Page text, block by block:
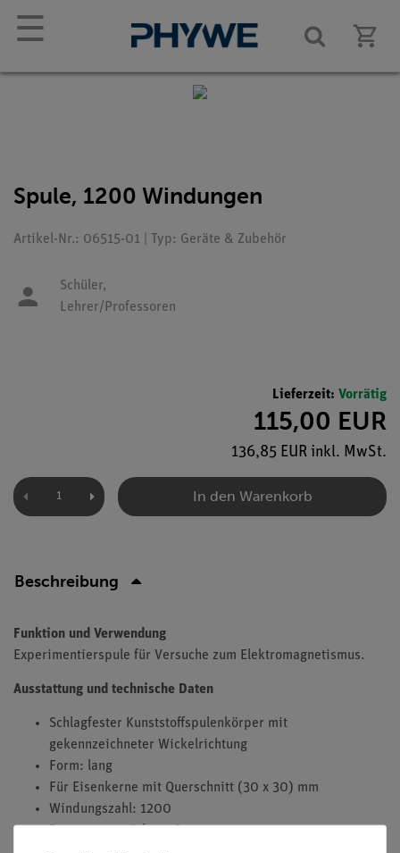
☰
Spule, 1200 Windungen
Artikel-Nr.: 06515-01 | Typ: Geräte & Zubehör
Schüler,
Lehrer/Professoren
Lieferzeit: Vorrätig
115,00 EUR
136,85 EUR inkl. MwSt.
In den Warenkorb
Beschreibung
Funktion und Verwendung
Experimentierspule für Versuche zum Elektromagnetismus.
Ausstattung und technische Daten
Schlagfester Kunststoffspulenkörper mit
gekennzeichneter Wickelrichtung
Form: lang
Für Eisenkerne mit Querschnitt (30 x 30) mm
Windungszahl: 1200